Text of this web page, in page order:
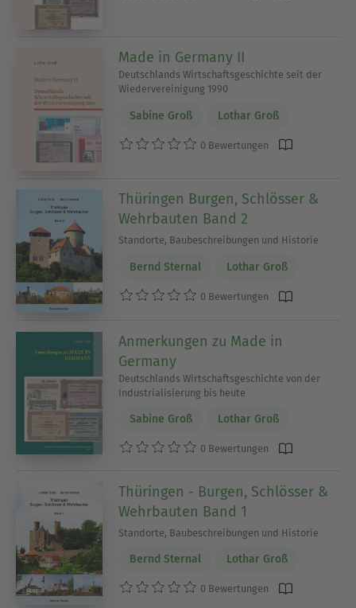
Made in Germany II
Deutschlands Wirtschaftsgeschichte seit der
Wiedervereinigung 1990
Sabine Groß Lothar Groß
0 Bewertungen
Thüringen Burgen, Schlösser &
Wehrbauten Band 2
Standorte, Baubeschreibungen und Historie
Bernd Sternal Lothar Groß
0 Bewertungen
Anmerkungen zu Made in
Germany
Deutschlands Wirtschaftsgeschichte von der
Industrialisierung bis heute
Sabine Groß Lothar Groß
0 Bewertungen
Thüringen - Burgen, Schlösser &
Wehrbauten Band 1
Standorte, Baubeschreibungen und Historie
Bernd Sternal Lothar Groß
0 Bewertungen